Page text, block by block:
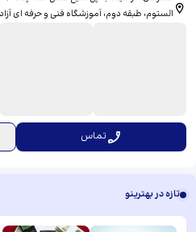
الستوم، طبقه دوم، آموزشگاه فنی و حرفه ای
تماس
تازه در بهترینو